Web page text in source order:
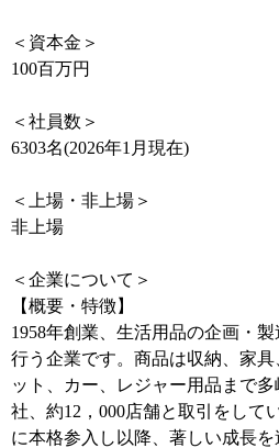
＜資本金＞
100百万円
＜社員数＞
6303名(2026年1月現在)
＜上場・非上場＞
非上場
＜企業について＞
【概要・特徴】
1958年創業、生活用品の企画・
行う企業です。商品は収納、家
ット、カー、レジャー用品まで
社、約12，000店舗と取引をして
に本格参入し以降、著しい成長